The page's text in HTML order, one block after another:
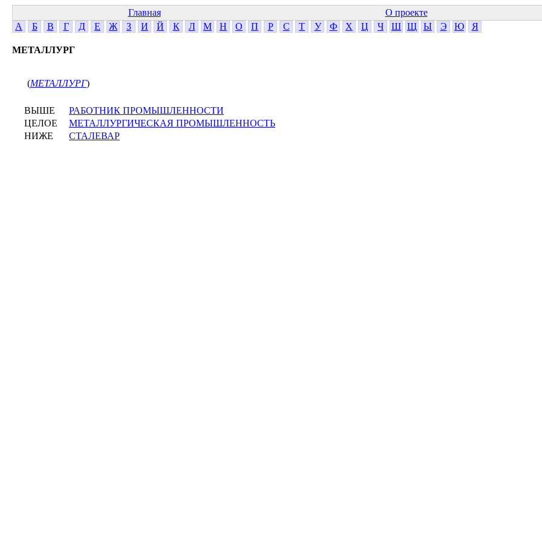
Главная О проекте
А
Б В Г Д Е Ж З И Й К Л М Н О П Р С Т У Ф Х Ц Ч Ш Щ Ы Э Ю Я
МЕТАЛЛУРГ
(МЕТАЛЛУРГ)
ВЫШЕ
РАБОТНИК ПРОМЫШЛЕННОСТИ
ЦЕЛОЕ
МЕТАЛЛУРГИЧЕСКАЯ ПРОМЫШЛЕННОСТЬ
НИЖЕ
СТАЛЕВАР